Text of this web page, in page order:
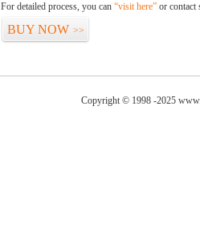
For detailed process, you can “visit here” or contact
BUY NOW >>
Copyright © 1998 -2025